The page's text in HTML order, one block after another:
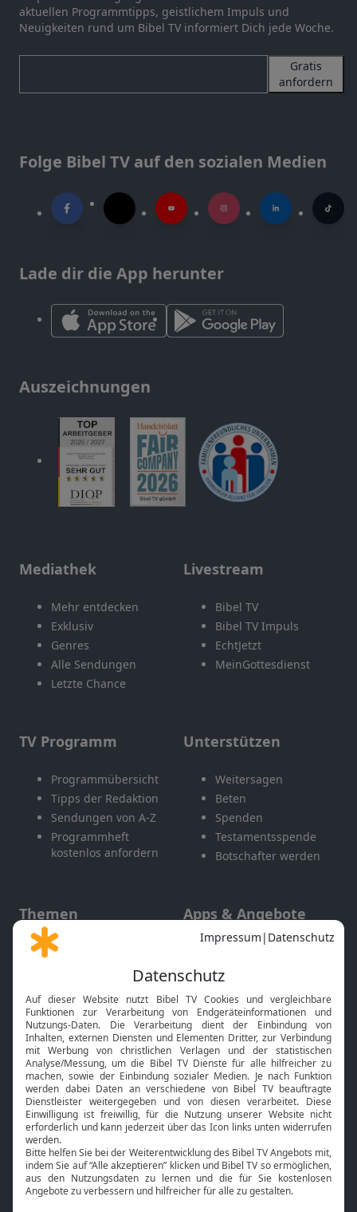
aktuellen Programmtipps, geistlichem Impuls und
Neuigkeiten rund um Bibel TV informiert Dich jede Woche.
Gratis
anfordern
Folge Bibel TV auf den sozialen Medien
Lade dir die App herunter
Auszeichnungen
Mediathek
Mehr entdecken
Exklusiv
Genres
Alle Sendungen
Letzte Chance
Livestream
Bibel TV
Bibel TV Impuls
EchtJetzt
MeinGottesdienst
TV Programm
Programmübersicht
Tipps der Redaktion
Sendungen von A-Z
Programmheft
kostenlos anfordern
Unterstützen
Weitersagen
Beten
Spenden
Testamentsspende
Botschafter werden
Themen
Gott und Bibel erklärt
Neuigkeiten
Apps & Angebote
Mobile App
Smart TV
HbbTV
Bibelthek Online-Bibel
Nächster Gottesdienst
Bibel TV
Über uns
Jobs
Service
Kontakt
TV-Empfang